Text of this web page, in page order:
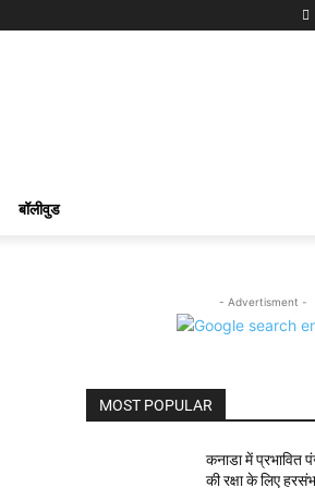
बॉलीवुड
- Advertisment -
MOST POPULAR
कनाडा में प्रभावित
की रक्षा के लिए